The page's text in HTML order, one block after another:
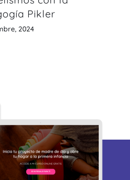
Pikler
2024